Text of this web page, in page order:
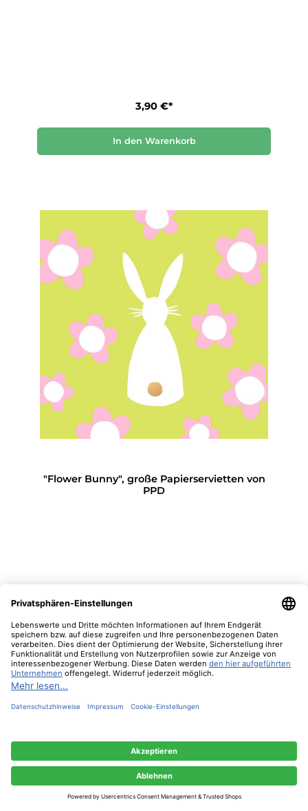
3,90 €*
In den Warenkorb
"Flower Bunny", große Papierservietten von
PPD
In den Warenkorb
können.Mehr Informationen ...
Nur technisch notwendige Konfigurieren